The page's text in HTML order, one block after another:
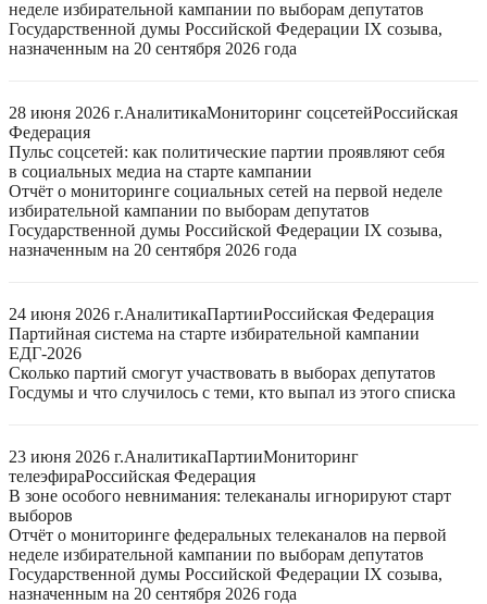
неделе избирательной кампании по выборам депутатов
Государственной думы Российской Федерации IX созыва,
назначенным на 20 сентября 2026 года
28 июня 2026 г.АналитикаМониторинг соцсетейРоссийская
Федерация
Пульс соцсетей: как политические партии проявляют себя
в социальных медиа на старте кампании
Отчёт о мониторинге социальных сетей на первой неделе
избирательной кампании по выборам депутатов
Государственной думы Российской Федерации IX созыва,
назначенным на 20 сентября 2026 года
24 июня 2026 г.АналитикаПартииРоссийская Федерация
Партийная система на старте избирательной кампании
ЕДГ-2026
Сколько партий смогут участвовать в выборах депутатов
Госдумы и что случилось с теми, кто выпал из этого списка
23 июня 2026 г.АналитикаПартииМониторинг
телеэфираРоссийская Федерация
В зоне особого невнимания: телеканалы игнорируют старт
выборов
Отчёт о мониторинге федеральных телеканалов на первой
неделе избирательной кампании по выборам депутатов
Государственной думы Российской Федерации IX созыва,
назначенным на 20 сентября 2026 года